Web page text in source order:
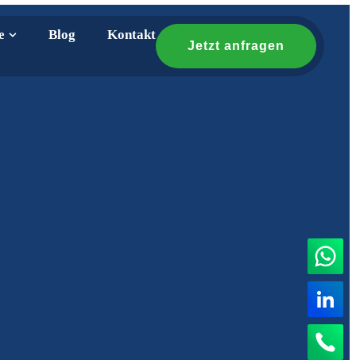
Blog Kontakt
Jetzt anfragen